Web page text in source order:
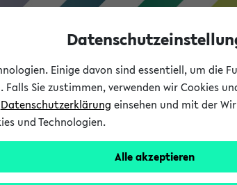
Studium
zugreifen, die Ihnen erst nach einer
Einige davon sind essentiell, um
Sie zustimmen, verwenden wir Cookies
Datenschutzerklärung einsehen und mit der
und Technologien.
Alle akzeptieren